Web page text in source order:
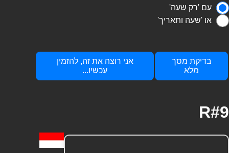
עם 'רק שעה'
או 'שעה ותאריך'
בדיקת מסך
מלא
אני רוצה את זה, להזמין
עכשיו...
R#9